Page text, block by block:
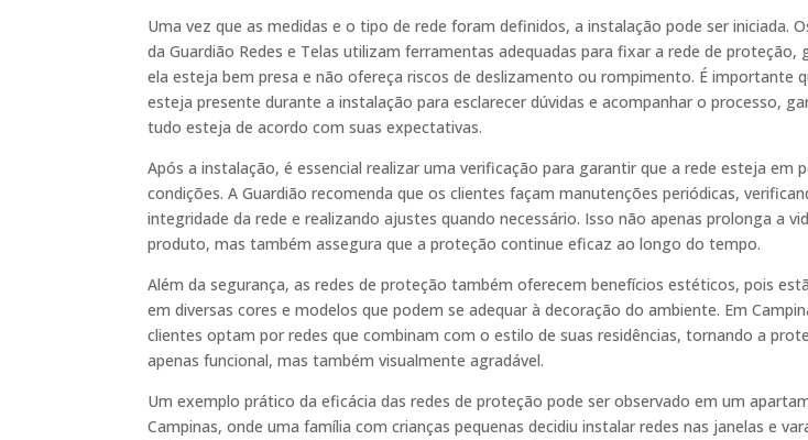
Uma vez que as medidas e o tipo de rede foram definidos, a instalação pode ser iniciada.
da Guardião Redes e Telas utilizam ferramentas adequadas para fixar a rede de proteção,
ela esteja bem presa e não ofereça riscos de deslizamento ou rompimento. É importante
esteja presente durante a instalação para esclarecer dúvidas e acompanhar o processo,
tudo esteja de acordo com suas expectativas.
Após a instalação, é essencial realizar uma verificação para garantir que a rede esteja em
condições. A Guardião recomenda que os clientes façam manutenções periódicas,
integridade da rede e realizando ajustes quando necessário. Isso não apenas prolonga a
produto, mas também assegura que a proteção continue eficaz ao longo do tempo.
Além da segurança, as redes de proteção também oferecem benefícios estéticos, pois
em diversas cores e modelos que podem se adequar à decoração do ambiente. Em
clientes optam por redes que combinam com o estilo de suas residências, tornando a
apenas funcional, mas também visualmente agradável.
Um exemplo prático da eficácia das redes de proteção pode ser observado em um
Campinas, onde uma família com crianças pequenas decidiu instalar redes nas janelas e